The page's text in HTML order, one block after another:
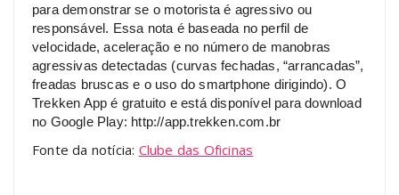
para demonstrar se o motorista é agressivo ou
responsável. Essa nota é baseada no perfil de
velocidade, aceleração e no número de manobras
agressivas detectadas (curvas fechadas, “arrancadas”,
freadas bruscas e o uso do smartphone dirigindo). O
Trekken App é gratuito e está disponível para download
no Google Play: http://app.trekken.com.br
Fonte da notícia: Clube das Oficinas